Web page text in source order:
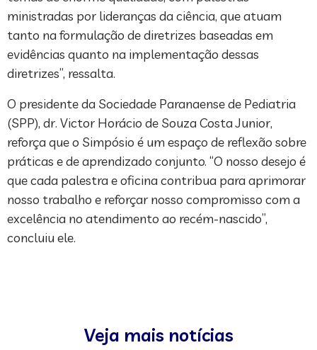
ministradas por lideranças da ciência, que atuam
tanto na formulação de diretrizes baseadas em
evidências quanto na implementação dessas
diretrizes”, ressalta.
O presidente da Sociedade Paranaense de Pediatria
(SPP), dr. Victor Horácio de Souza Costa Junior,
reforça que o Simpósio é um espaço de reflexão sobre
práticas e de aprendizado conjunto. “O nosso desejo é
que cada palestra e oficina contribua para aprimorar
nosso trabalho e reforçar nosso compromisso com a
excelência no atendimento ao recém-nascido”,
concluiu ele.
Veja mais notícias